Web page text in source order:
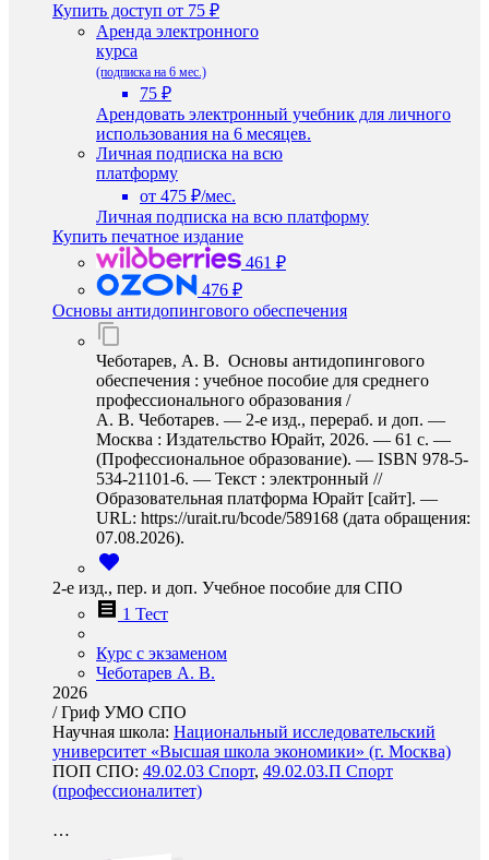
Купить доступ от 75 ₽
Аренда электронного
курса
(подписка на 6 мес.)
75 ₽
Арендовать электронный учебник для личного
использования на 6 месяцев.
Личная подписка на всю
платформу
от 475 ₽/мес.
Личная подписка на всю платформу
Купить печатное издание
461 ₽
476 ₽
Основы антидопингового обеспечения
Чеботарев, А. В. Основы антидопингового
обеспечения : учебное пособие для среднего
профессионального образования /
А. В. Чеботарев. — 2-е изд., перераб. и доп. —
Москва : Издательство Юрайт, 2026. — 61 с. —
(Профессиональное образование). — ISBN 978-5-
534-21101-6. — Текст : электронный //
Образовательная платформа Юрайт [сайт]. —
URL: https://urait.ru/bcode/589168 (дата обращения:
07.08.2026).
2-е изд., пер. и доп. Учебное пособие для СПО
1 Тест
Курс с экзаменом
Чеботарев А. В.
2026
/Гриф УМО СПО
Научная школа: Национальный исследовательский
университет «Высшая школа экономики» (г. Москва)
ПОП СПО: 49.02.03 Спорт, 49.02.03.П Спорт
(профессионалитет)
…